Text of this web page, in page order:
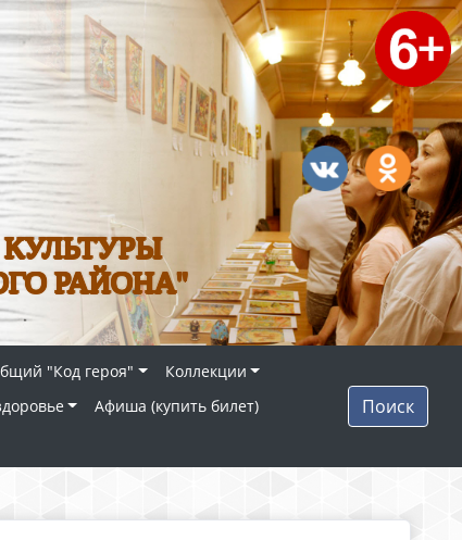
РАЙОНА"
"Код героя"
Коллекции
Афиша (купить билет)
Поиск